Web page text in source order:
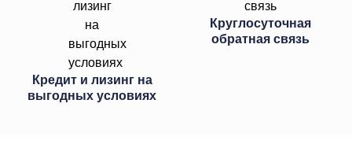
Кредит и лизинг на
выгодных условиях
Круглосуточная
обратная связь